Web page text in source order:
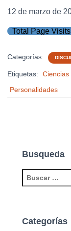
12 de marzo de
Total Page
Categorías:
Etiquetas: Ciencias
Personalidades
Busqueda
u
a
Categorías